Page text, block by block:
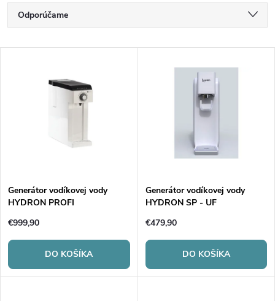
R
a
e
p
r
Odporúčame
Najpredávanejšie
s
p
r
o
Generátor vodíkovej vody
HYDRON PROFI
€999,90
DO KOŠÍKA
Generátor vodíkovej vody
HYDRON SP - UF
€479,90
DO KOŠÍKA